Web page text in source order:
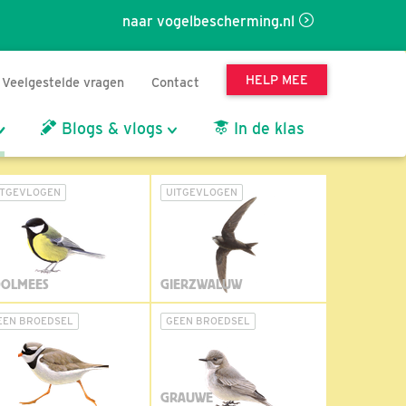
naar vogelbescherming.nl
Veelgestelde vragen Contact HELP MEE
Blogs & vlogs In de klas
UITGEVLOGEN
GIERZWALUW
BROEDSEL GEEN BROEDSEL
GRAUWE